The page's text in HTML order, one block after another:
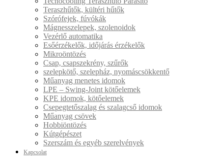
Teraszhűtők, kültéri hűtők
Szórófejek, fúvókák
Mágnesszelepek, szolenoidok
Vezérlő automatika
Esőérzékelők, időjárás érzékelők
Mikroöntözés
Csap, csapszekrény, szűrők
szelepkötő, szelepház, nyomáscsökkentő
Műanyag menetes idomok
LPE – Swing-Joint kötőelemek
KPE idomok, kötőelemek
Csepegtetőszalag és szalagcső idomok
Műanyag csövek
Hobbiöntözés
Kútgépészet
Szerszám és egyéb szerelvények
Kapcsolat